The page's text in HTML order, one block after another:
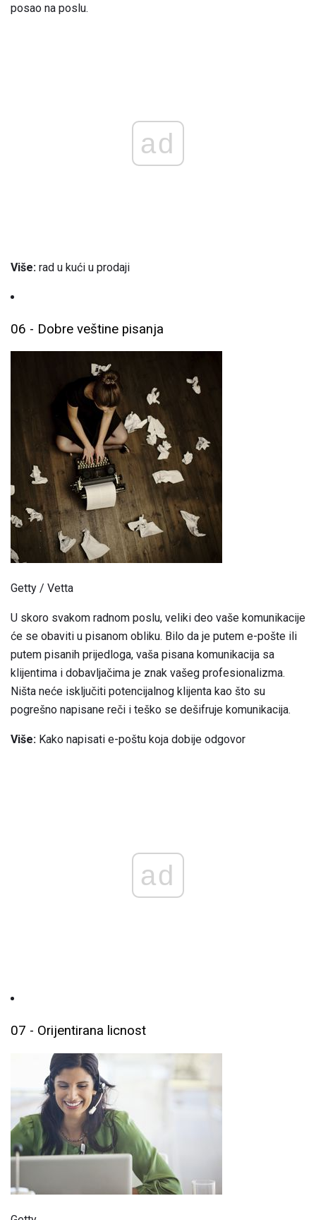
posao na poslu.
ad
Više: rad u kući u prodaji
06 - Dobre veštine pisanja
Getty / Vetta
U skoro svakom radnom poslu, veliki deo vaše komunikacije
će se obaviti u pisanom obliku. Bilo da je putem e-pošte ili
putem pisanih prijedloga, vaša pisana komunikacija sa
klijentima i dobavljačima je znak vašeg profesionalizma.
Ništa neće isključiti potencijalnog klijenta kao što su
pogrešno napisane reči i teško se dešifruje komunikacija.
Više: Kako napisati e-poštu koja dobije odgovor
ad
07 - Orijentirana licnost